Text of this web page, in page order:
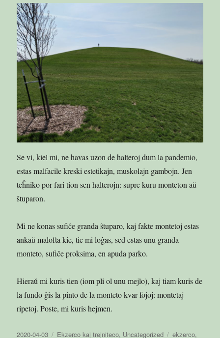
Se vi, kiel mi, ne havas uzon de halteroj dum la pandemio,
estas malfacile kreski estetikajn, muskolajn gambojn. Jen
teĥniko por fari tion sen halterojn: supre kuru monteton aŭ
ŝtuparon.
Mi ne konas sufiĉe granda ŝtuparo, kaj fakte montetoj estas
ankaŭ malofta kie, tie mi loĝas, sed estas unu granda
monteto, sufiĉe proksima, en apuda parko.
Hieraŭ mi kuris tien (iom pli ol unu mejlo), kaj tiam kuris de
la fundo ĝis la pinto de la monteto kvar fojoj: montetaj
ripetoj. Poste, mi kuris hejmen.
Publikigita
2020-04-03 Kategorioj
Ekzerco kaj trejniteco, Uncategorized Etikedoj
ekzerco,